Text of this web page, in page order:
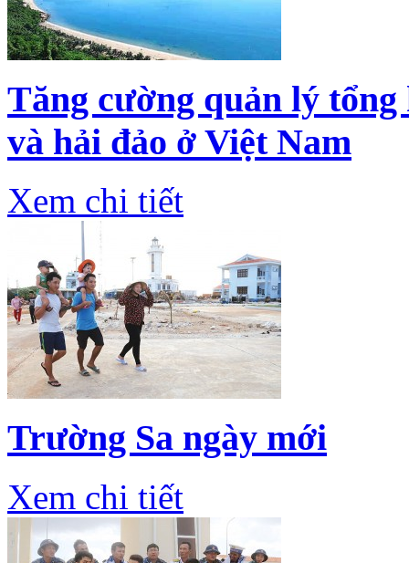
Tăng cường quản lý
và hải đảo ở Việt Nam
Xem chi tiết
Trường Sa ngày mới
Xem chi tiết